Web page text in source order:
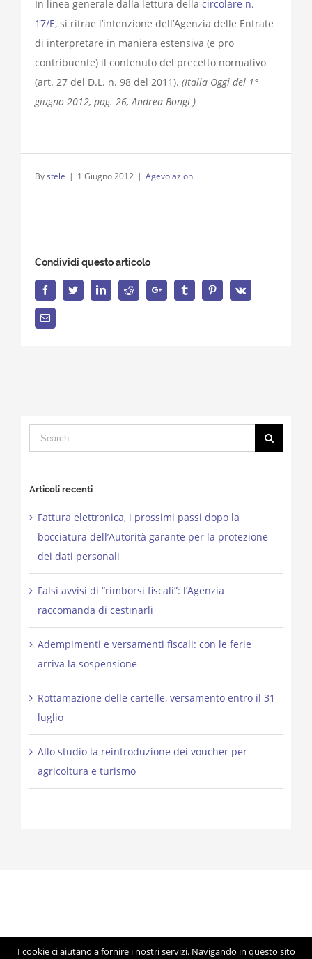
In linea generale dalla lettura della circolare n.
17/E, si ritrae l’intenzione dell’Agenzia delle Entrate
di interpretare in maniera estensiva (e pro
contribuente) il contenuto del precetto normativo
(art. 27 del D.L. n. 98 del 2011). (Italia Oggi del 1°
giugno 2012, pag. 26, Andrea Bongi )
Bystele | 1 Giugno 2012 | Agevolazioni
Condividi questo articolo
FacebookTwitterLinkedInReddit Google+ Tumblr PinterestVk
Email
Search
for:
Articoli recenti
Fattura elettronica, i prossimi passi dopo la
bocciatura dell’Autorità garante per la protezione
dei dati personali
Falsi avvisi di “rimborsi fiscali”: l’Agenzia
raccomanda di cestinarli
Adempimenti e versamenti fiscali: con le ferie
arriva la sospensione
Rottamazione delle cartelle, versamento entro il 31
luglio
Allo studio la reintroduzione dei voucher per
agricoltura e turismo
© Copyright 2012 -2026 | Studio Lorigiola | STELE | P.IVA
I cookie ci aiutano a fornire i nostri servizi. Navigando in questo sito